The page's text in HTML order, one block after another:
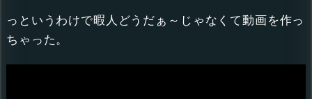
っというわけで暇人どうだぁ～じゃなくて動画を作っ
ちゃった。